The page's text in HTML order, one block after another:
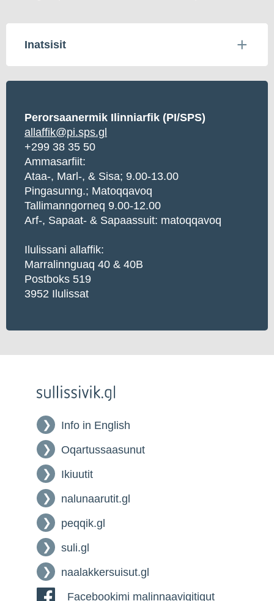
Inatsisit
Perorsaanermik Ilinniarfik (PI/SPS)
allaffik@pi.sps.gl
+299 38 35 50
Ammasarfiit:
Ataa-, Marl-, & Sisa; 9.00-13.00
Pingasunng.; Matoqqavoq
Tallimanngorneq 9.00-12.00
Arf-, Sapaat- & Sapaassuit: matoqqavoq
Ilulissani allaffik:
Marralinnguaq 40 & 40B
Postboks 519
3952 Ilulissat
Info in English
Oqartussaasunut
Ikiuutit
nalunaarutit.gl
peqqik.gl
suli.gl
naalakkersuisut.gl
Facebookimi malinnaavigitigut